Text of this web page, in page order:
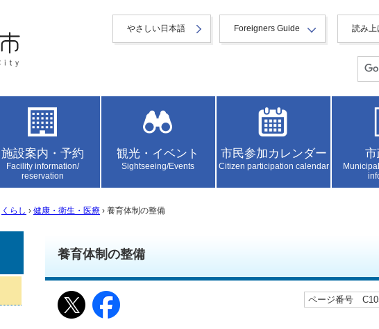
やさしい日本語 Foreigners Guide 読み上
施設案内・予約
Facility information/
reservation
観光・イベント
Sightseeing/Events
市民参加カレンダー
Citizen participation calendar
くらし › 健康・衛生・医療 › 養育体制の整備
養育体制の整備
ページ番号